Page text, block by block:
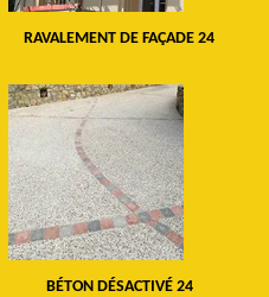
RAVALEMENT DE FAÇADE 24
BÉTON DÉSACTIVÉ 24